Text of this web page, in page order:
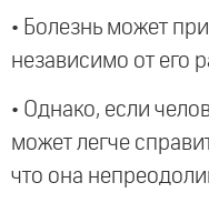
• Болезнь может
независимо от его
• Однако, если
может легче
что она